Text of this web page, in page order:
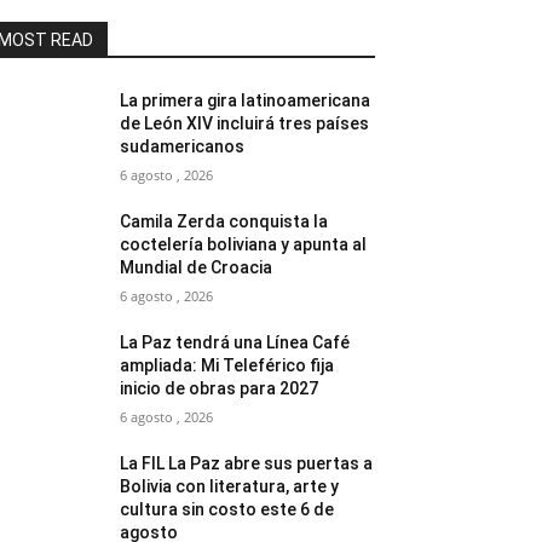
READ
La primera gira latinoamericana
de León XIV incluirá tres países
sudamericanos
6 agosto , 2026
Camila Zerda conquista la
coctelería boliviana y apunta al
Mundial de Croacia
6 agosto , 2026
La Paz tendrá una Línea Café
ampliada: Mi Teleférico fija
inicio de obras para 2027
6 agosto , 2026
La FIL La Paz abre sus puertas a
Bolivia con literatura, arte y
cultura sin costo este 6 de
agosto